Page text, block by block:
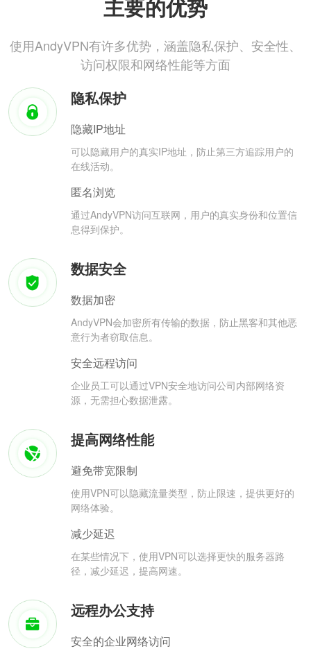
主要的优势
使用AndyVPN有许多优势，涵盖隐私保护、安全性、
访问权限和网络性能等方面
隐私保护
隐藏IP地址
可以隐藏用户的真实IP地址，防止第三方追踪用户的
在线活动。
匿名浏览
通过AndyVPN访问互联网，用户的真实身份和位置信
息得到保护。
数据安全
数据加密
AndyVPN会加密所有传输的数据，防止黑客和其他恶
意行为者窃取信息。
安全远程访问
企业员工可以通过VPN安全地访问公司内部网络资
源，无需担心数据泄露。
提高网络性能
避免带宽限制
使用VPN可以隐藏流量类型，防止限速，提供更好的
网络体验。
减少延迟
在某些情况下，使用VPN可以选择更快的服务器路
径，减少延迟，提高网速。
远程办公支持
安全的企业网络访问